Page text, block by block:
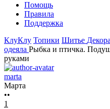
Помощь
Правила
Поддержка
КлуКлу Топики Шитье
одеяла Рыбка и птичка.
руками
marta
Марта
••
1